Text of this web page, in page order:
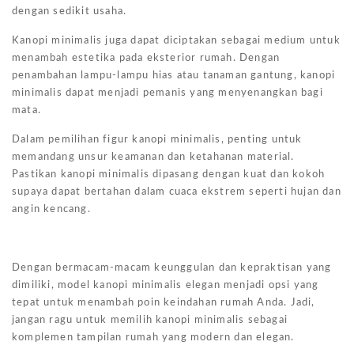
dengan sedikit usaha.
Kanopi minimalis juga dapat diciptakan sebagai medium untuk
menambah estetika pada eksterior rumah. Dengan
penambahan lampu-lampu hias atau tanaman gantung, kanopi
minimalis dapat menjadi pemanis yang menyenangkan bagi
mata.
Dalam pemilihan figur kanopi minimalis, penting untuk
memandang unsur keamanan dan ketahanan material.
Pastikan kanopi minimalis dipasang dengan kuat dan kokoh
supaya dapat bertahan dalam cuaca ekstrem seperti hujan dan
angin kencang.
Dengan bermacam-macam keunggulan dan kepraktisan yang
dimiliki, model kanopi minimalis elegan menjadi opsi yang
tepat untuk menambah poin keindahan rumah Anda. Jadi,
jangan ragu untuk memilih kanopi minimalis sebagai
komplemen tampilan rumah yang modern dan elegan.